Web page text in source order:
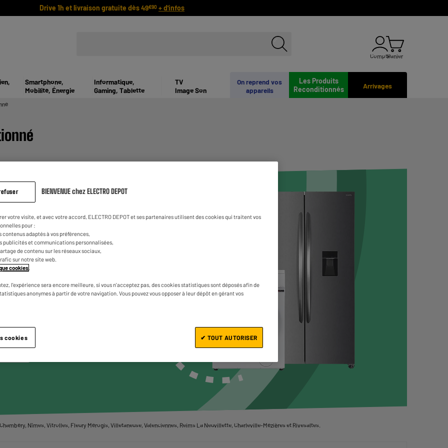
Drive 1h et livraison gratuite dès 49€90 + d'infos
ComptePanier
Arrivages
Les Produits
Reconditionnés
On reprend vos
appareils
Smartphone,
Mobilité, Énergie
Informatique,
Gaming, Tablette
TV
Image Son
les produits
ville
Nîmes, Vitrolles, Fleury Mérogis, Villetaneuse, Valenciennes, Reims La Neuvillette, Charleville-Mézières et Rivesaltes.
BIENVENUE chez ELECTRO DEPOT
votre visite, et avec votre accord, ELECTRO DEPOT et ses partenaires utilisent des cookies qui traitent vos
pour :
contenus adaptés à vos préférences,
publicités et communications personnalisées,
de contenu sur les réseaux sociaux,
sur notre site web.
cookies
l'expérience sera encore meilleure, si vous n'acceptez pas, des cookies statistiques sont déposés afin de
anonymes à partir de votre navigation. Vous pouvez vous opposer à leur dépôt en gérant vos
cookies ✔ TOUT AUTORISER